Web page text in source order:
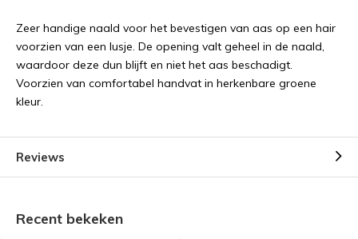
Zeer handige naald voor het bevestigen van aas op een hair
voorzien van een lusje. De opening valt geheel in de naald,
waardoor deze dun blijft en niet het aas beschadigt.
Voorzien van comfortabel handvat in herkenbare groene
kleur.
Reviews
Recent bekeken